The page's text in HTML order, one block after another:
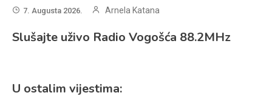
7. Augusta 2026. Arnela Katana
Slušajte uživo Radio Vogošća 88.2MHz
U ostalim vijestima: